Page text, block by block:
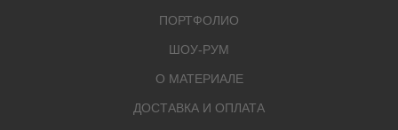
ПОРТФОЛИО
ШОУ-РУМ
О МАТЕРИАЛЕ
ДОСТАВКА И ОПЛАТА